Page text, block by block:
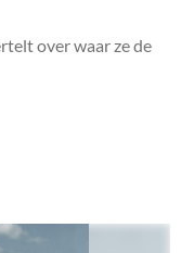
over waar ze de